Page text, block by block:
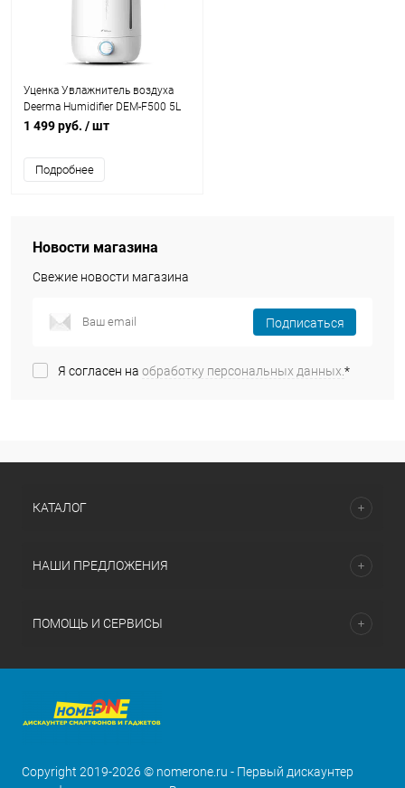
Уценка Увлажнитель воздуха
Deerma Humidifier DEM-F500 5L
белый
1 499 руб. / шт
Подробнее
Новости магазина
Свежие новости магазина
Подписаться
Я согласен на обработку персональных данных.*
КАТАЛОГ
НАШИ ПРЕДЛОЖЕНИЯ
ПОМОЩЬ И СЕРВИСЫ
Copyright 2019-2026 © nomerone.ru - Первый дискаунтер